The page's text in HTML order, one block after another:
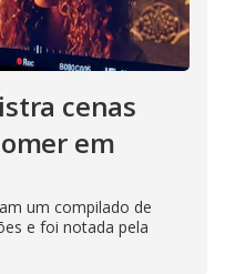
cenas
em
um compilado de
e foi notada pela